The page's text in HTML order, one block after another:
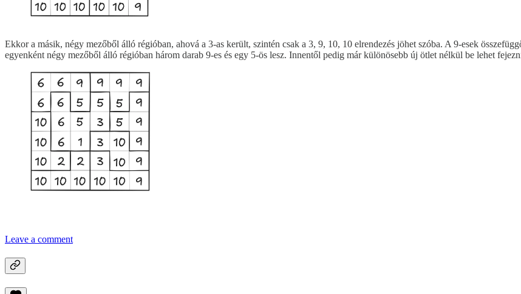
Ekkor a másik, négy mezőből álló régióban, ahová a 3-as került, szintén csak a 3, 9, 10, 10 elrendezés jöhet szóba. A 9-esek
egyenként négy mezőből álló régióban három darab 9-es és egy 5-ös lesz. Innentől pedig már különösebb új ötlet nélkül be lehet
Leave a comment